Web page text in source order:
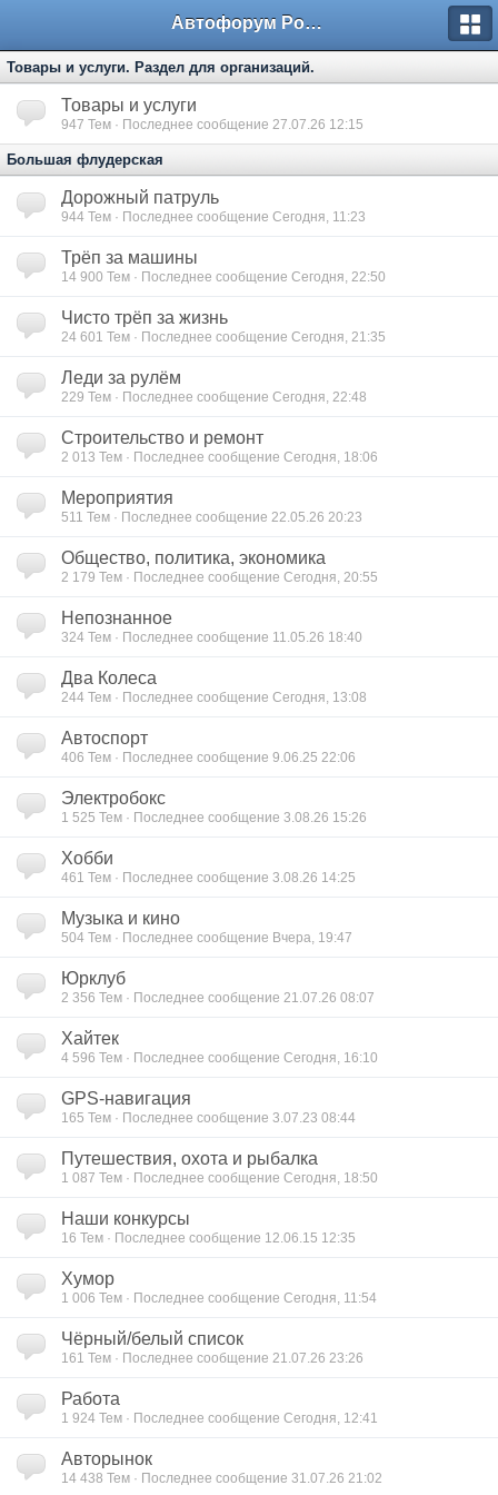
Автофорум Ростова-на-Дону
Товары и услуги. Раздел для организаций.
Товары и услуги
947 Тем · Последнее сообщение 27.07.26 12:15
Большая флудерская
Дорожный патруль
944 Тем · Последнее сообщение Сегодня, 11:23
Трёп за машины
14 900 Тем · Последнее сообщение Сегодня, 22:50
Чисто трёп за жизнь
24 601 Тем · Последнее сообщение Сегодня, 21:35
Леди за рулём
229 Тем · Последнее сообщение Сегодня, 22:48
Строительство и ремонт
2 013 Тем · Последнее сообщение Сегодня, 18:06
Мероприятия
511 Тем · Последнее сообщение 22.05.26 20:23
Общество, политика, экономика
2 179 Тем · Последнее сообщение Сегодня, 20:55
Непознанное
324 Тем · Последнее сообщение 11.05.26 18:40
Два Колеса
244 Тем · Последнее сообщение Сегодня, 13:08
Автоспорт
406 Тем · Последнее сообщение 9.06.25 22:06
Электробокс
1 525 Тем · Последнее сообщение 3.08.26 15:26
Хобби
461 Тем · Последнее сообщение 3.08.26 14:25
Музыка и кино
504 Тем · Последнее сообщение Вчера, 19:47
Юрклуб
2 356 Тем · Последнее сообщение 21.07.26 08:07
Хайтек
4 596 Тем · Последнее сообщение Сегодня, 16:10
GPS-навигация
165 Тем · Последнее сообщение 3.07.23 08:44
Путешествия, охота и рыбалка
1 087 Тем · Последнее сообщение Сегодня, 18:50
Наши конкурсы
16 Тем · Последнее сообщение 12.06.15 12:35
Хумор
1 006 Тем · Последнее сообщение Сегодня, 11:54
Чёрный/белый список
161 Тем · Последнее сообщение 21.07.26 23:26
Работа
1 924 Тем · Последнее сообщение Сегодня, 12:41
Авторынок
14 438 Тем · Последнее сообщение 31.07.26 21:02